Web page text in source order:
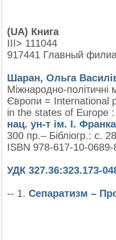
(UA) Книга
III> 111044
917441 Главный
Шаран, Ольга
Міжнародно-політичні
Європи = International
in the states of Europe
нац. ун-т ім. І. Франка
300 пр.– Бібліогр.: с.
ISBN 978-617-10-0689-
УДК 327.36:323.173-
-- 1. Сепаратизм –